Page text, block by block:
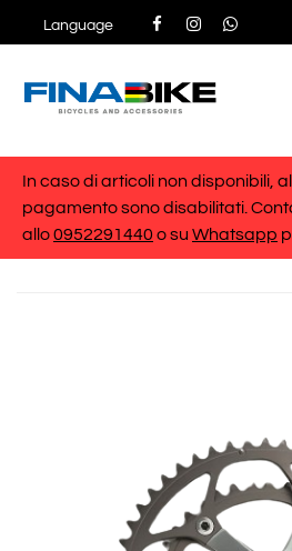
Language
In caso di articoli non disponibili,
pagamento sono disabilitati.
allo0952291440 o su Whatsapp